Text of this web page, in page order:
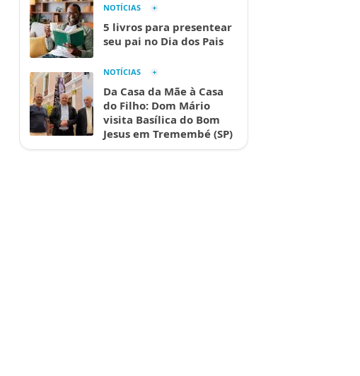
NOTÍCIAS
5 livros para presentear
seu pai no Dia dos Pais
NOTÍCIAS
Da Casa da Mãe à Casa
do Filho: Dom Mário
visita Basílica do Bom
Jesus em Tremembé (SP)